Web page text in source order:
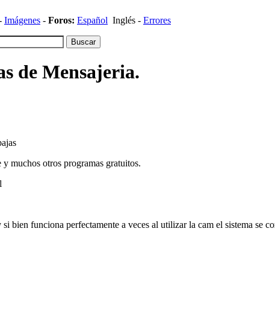
Imágenes - Foros: Español Inglés - Errores
de Mensajeria.
muchos otros programas gratuitos.
bien funciona perfectamente a veces al utilizar la cam el sistema se